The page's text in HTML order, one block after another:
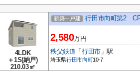
4LDK
＋1S(納戸)
210.03㎡
新築一戸建 行田市向町第2
2,580万円
秩父鉄道 「行田市」駅
埼玉県行田市向町10-7